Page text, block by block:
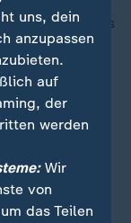
sollen. Das
und das
Punkt ist,
undSyrien
so Türmer.
uns, dein
anzupassen
auf
der
werden
Wir
von
das Teilen